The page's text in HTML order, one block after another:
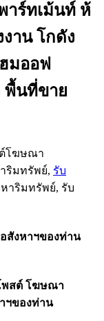
าร์ทเม้นท์ ห้
าน โกดัง
มออฟ
พื้นที่ขาย
ต์โฆษณา
ริมทรัพย์, รับ
าริมทรัพย์, รับ
สังหาฯของท่าน
พสต์ โฆษณา
ฯของท่าน